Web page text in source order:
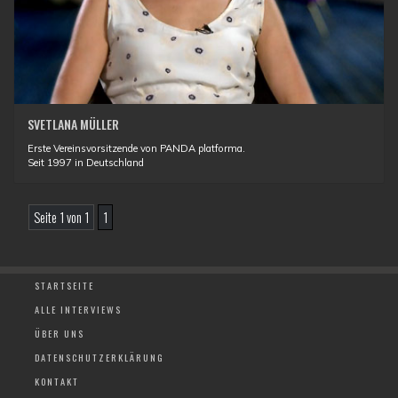
SVETLANA MÜLLER
Erste Vereinsvorsitzende von PANDA platforma.
Seit 1997 in Deutschland
Seite 1 von 1 1
STARTSEITE
ALLE INTERVIEWS
ÜBER UNS
DATENSCHUTZERKLÄRUNG
KONTAKT